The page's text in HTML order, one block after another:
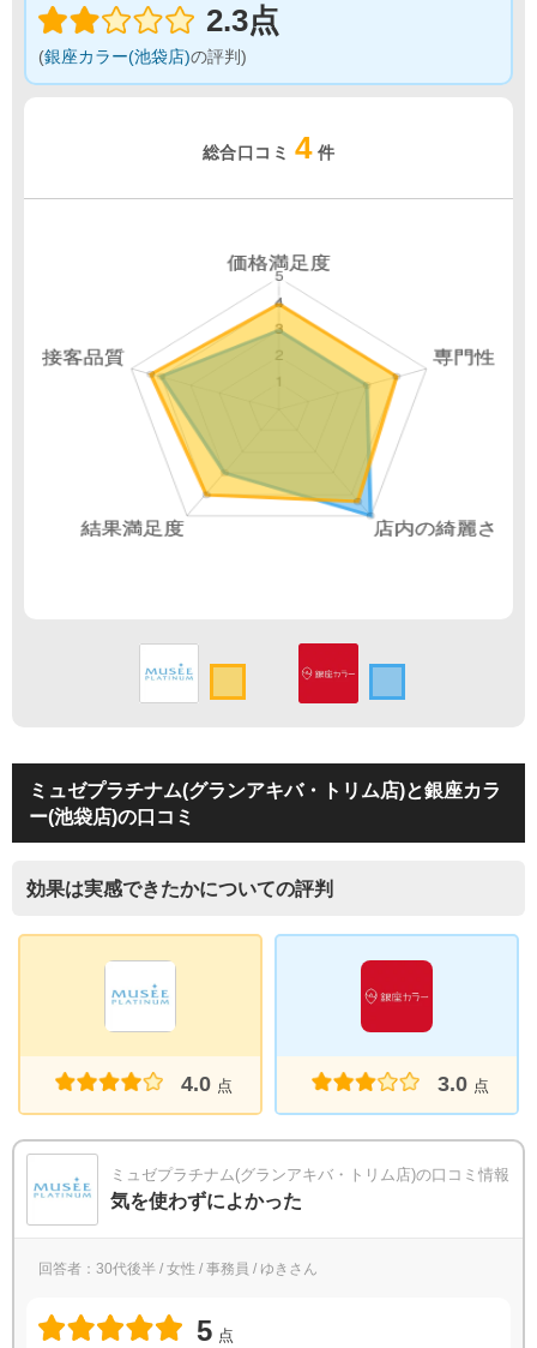
2.3点
(銀座カラー(池袋店)の評判)
総合口コミ 4 件
ミュゼプラチナム(グランアキバ・トリム店)と銀座カラ
ー(池袋店)の口コミ
効果は実感できたかについての評判
4.0 点 3.0 点
ミュゼプラチナム(グランアキバ・トリム店)の口コミ情報
気を使わずによかった
回答者：30代後半 / 女性 / 事務員 / ゆきさん
5 点